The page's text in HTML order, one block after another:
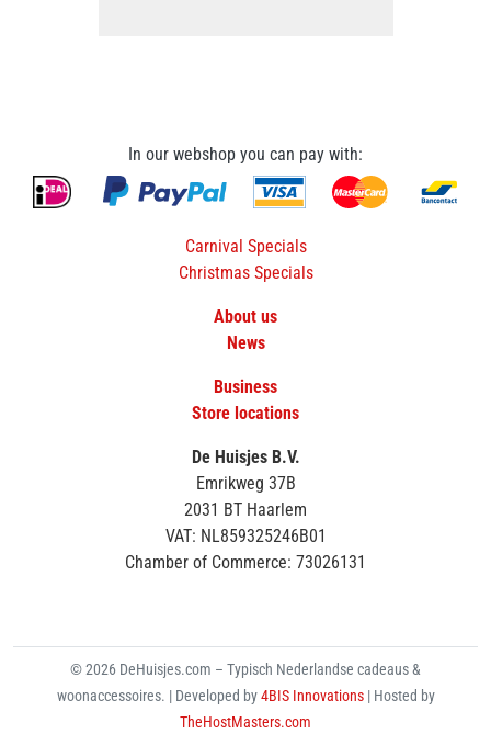
In our webshop you can pay with:
Carnival Specials
Christmas Specials
About us
News
Business
Store locations
De Huisjes B.V.
Emrikweg 37B
2031 BT Haarlem
VAT: NL859325246B01
Chamber of Commerce: 73026131
© 2026 DeHuisjes.com – Typisch Nederlandse cadeaus &
woonaccessoires. | Developed by4BIS Innovations | Hosted by
TheHostMasters.com